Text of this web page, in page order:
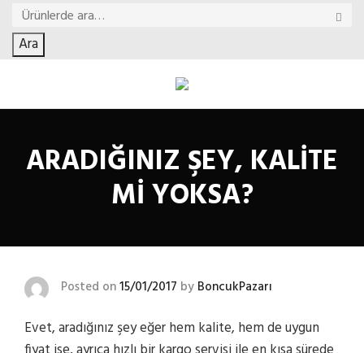
Ara
ARADIĞINIZ ŞEY, KALITE
MI YOKSA?
Posted on15/01/2017 by BoncukPazarı
Evet, aradığınız şey eğer hem kalite, hem de uygun